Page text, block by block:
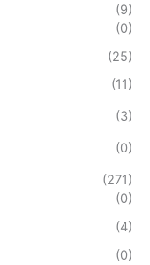
(9)
(0)
(25)
(11)
(3)
(0)
(271)
(0)
(4)
(0)